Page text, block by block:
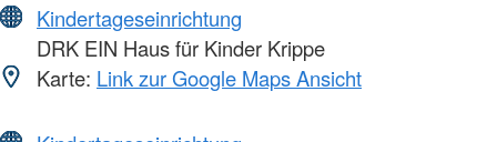
Kindertageseinrichtung
DRK EIN Haus für Kinder Krippe
Karte: Link zur Google Maps Ansicht